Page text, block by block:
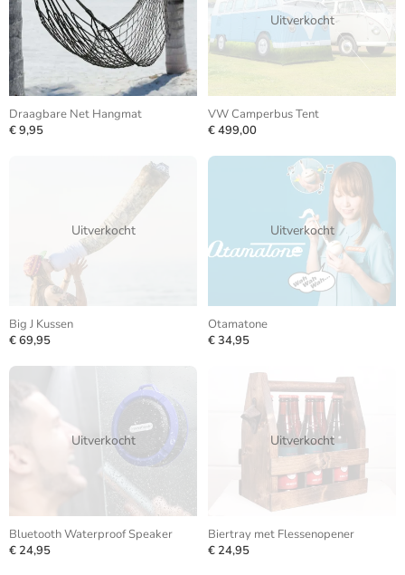
Draagbare Net Hangmat
€ 9,95
Uitverkocht
VW Camperbus Tent
€ 499,00
Uitverkocht
Big J Kussen
€ 69,95
Uitverkocht
Otamatone
€ 34,95
Uitverkocht
Bluetooth Waterproof Speaker
€ 24,95
Uitverkocht
Biertray met Flessenopener
€ 24,95